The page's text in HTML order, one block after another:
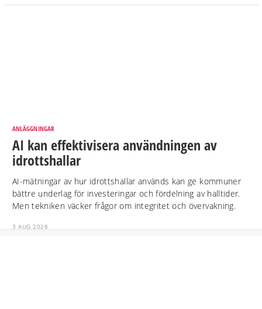
ANLÄGGNINGAR
AI kan effektivisera användningen av
idrottshallar
AI-mätningar av hur idrottshallar används kan ge kommuner
bättre underlag för investeringar och fördelning av halltider.
Men tekniken väcker frågor om integritet och övervakning.
3 AUG 2026